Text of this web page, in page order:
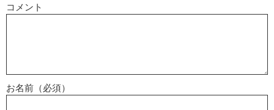
コメント
お名前（必須）